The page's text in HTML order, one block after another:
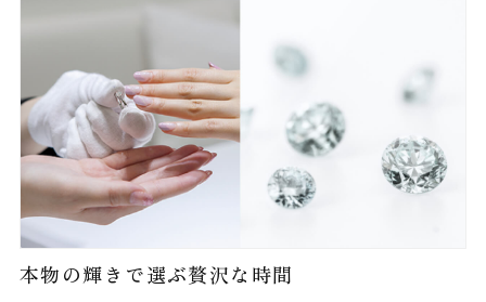
本物の輝きで選ぶ贅沢な時間